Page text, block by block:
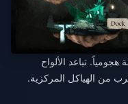
هجومياً. تباعد الألواح